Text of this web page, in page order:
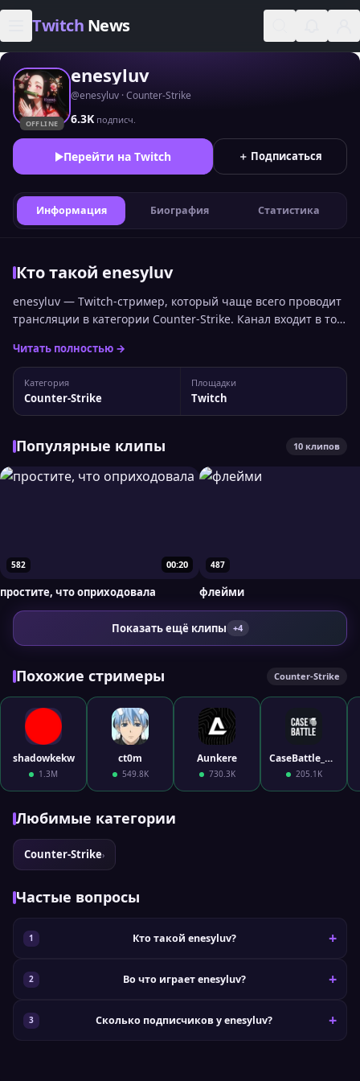
Skip to content
Twitch News
OFFLINE
enesyluv
@enesyluv · Counter-Strike
6.3K подписч.
Перейти на Twitch ＋ Подписаться
Информация Биография Статистика
Кто такой enesyluv
enesyluv — Twitch-стример, который чаще всего проводит
трансляции в категории Counter-Strike. Канал входит в топ
аудитории и занимает 2197 место. Статистика канала
enesyluv На Twitch у стримера 5 344 подписчиков, а
максимальный пик трансляции достигал 66
одновременных зрителей. Вы можете сравнить...
Читать полностью →
Категория
Counter-Strike
Площадки
Twitch
Популярные клипы 10 клипов
00:20
582
простите, что оприходовала
487
флейми
Показать ещё клипы +4
Похожие стримеры Counter-Strike
shadowkekw
1.3M
ct0m
549.8K
Aunkere
730.3K
CaseBattle_Official
205.1K
Любимые категории
Counter-Strike›
Частые вопросы
Кто такой enesyluv?
Во что играет enesyluv?
Сколько подписчиков у enesyluv?